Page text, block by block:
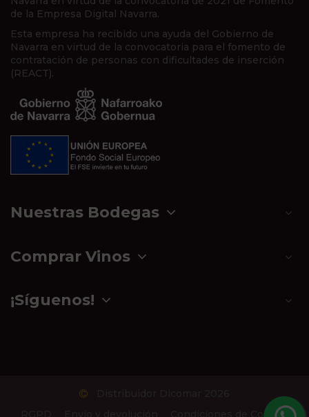
de la Empresa Digital Navarra.
Esta empresa ha recibido una ayuda del Gobierno de
Navarra en virtud de la convocatoria para el fomento de
contratación de personas con dificultades de inserción
(REACT).
Nuestras Bodegas
Comprar Vinos
¡Síguenos!